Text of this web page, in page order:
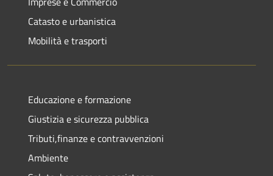
Catasto e urbanistica
Mobilità e trasporti
Educazione e formazione
Giustizia e sicurezza pubblica
Tributi,finanze e contravvenzioni
Ambiente